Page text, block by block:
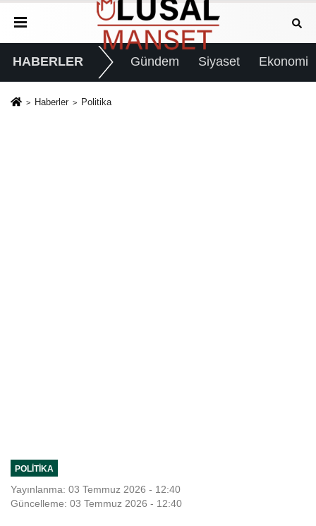
HABERLER Gündem Siyaset Ekonomi
Haberler Politika
POLITIKA
Yayınlanma: 03 Temmuz 2026 - 12:40
Güncelleme: 03 Temmuz 2026 - 12:40